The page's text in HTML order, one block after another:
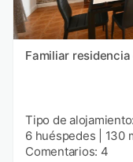
Familiar
Tipo de
6 huéspedes
130
Comentarios: 4